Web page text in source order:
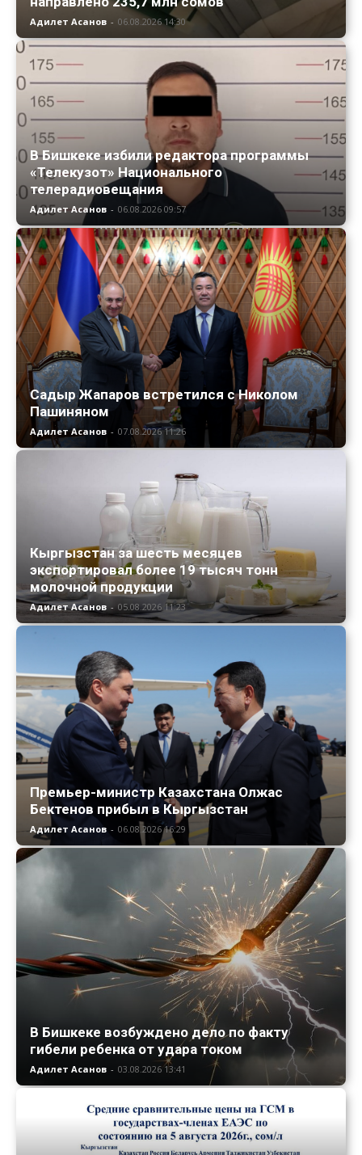
Адилет Асанов - 06.08.2026 14:30
В Бишкеке избили редактора программы
«Телекузот» Национального
телерадиовещания
Адилет Асанов - 06.08.2026 09:57
Садыр Жапаров встретился с Николом
Пашиняном
Адилет Асанов - 07.08.2026 11:26
Кыргызстан за шесть месяцев
экспортировал более 19 тысяч тонн
молочной продукции
Адилет Асанов - 05.08.2026 11:23
Премьер-министр Казахстана Олжас
Бектенов прибыл в Кыргызстан
Адилет Асанов - 06.08.2026 16:29
В Бишкеке возбуждено дело по факту
гибели ребенка от удара током
Адилет Асанов - 03.08.2026 13:41